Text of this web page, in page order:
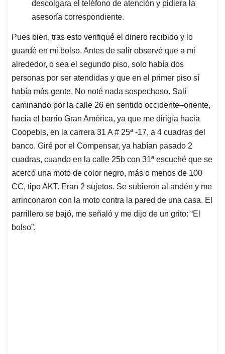
descolgara el teléfono de atención y pidiera la
asesoría correspondiente.
Pues bien, tras esto verifiqué el dinero recibido y lo
guardé en mi bolso. Antes de salir observé que a mi
alrededor, o sea el segundo piso, solo había dos
personas por ser atendidas y que en el primer piso sí
había más gente. No noté nada sospechoso. Salí
caminando por la calle 26 en sentido occidente–oriente,
hacia el barrio Gran América, ya que me dirigía hacia
Coopebis, en la carrera 31 A # 25ª -17, a 4 cuadras del
banco. Giré por el Compensar, ya habían pasado 2
cuadras, cuando en la calle 25b con 31ª escuché que se
acercó una moto de color negro, más o menos de 100
CC, tipo AKT. Eran 2 sujetos. Se subieron al andén y me
arrinconaron con la moto contra la pared de una casa. El
parrillero se bajó, me señaló y me dijo de un grito: “El
bolso”.